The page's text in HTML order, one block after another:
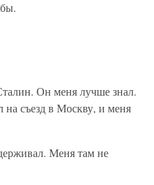
Он меня лучше знал.
на съезд в Москву, и меня
Меня там не